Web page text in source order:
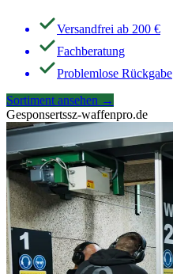
Versandfrei ab 200 €
Fachberatung
Problemlose Rückgabe
Sortiment ansehen →
Gesponsertssz-waffenpro.de